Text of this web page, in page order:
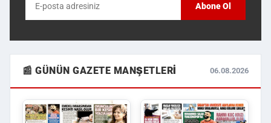
Abone Ol
📰 GÜNÜN GAZETE MANŞETLERI 06.08.2026